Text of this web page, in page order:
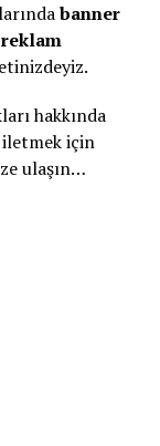
banner
reklam
hakkında
için
ulaşın…